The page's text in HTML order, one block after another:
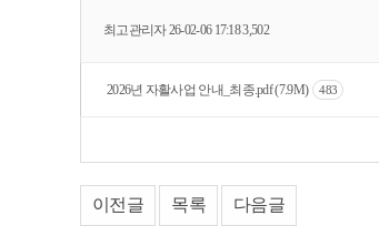
최고관리자26-02-06 17:183,502
2026년 자활사업 안내_최종.pdf (7.9M) 483
이전글 목록 다음글